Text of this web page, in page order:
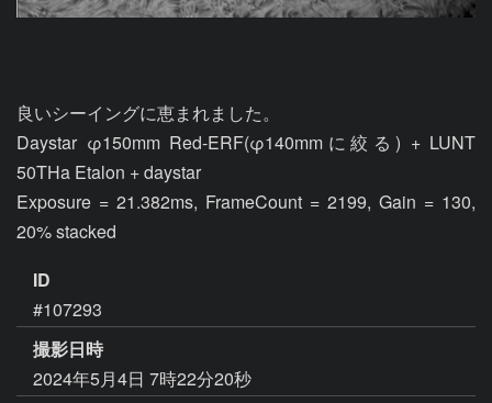
良いシーイングに恵まれました。
Daystar φ150mm Red-ERF(φ140mmに絞る) + LUNT
50THa Etalon + daystar
Exposure = 21.382ms, FrameCount = 2199, Gain = 130,
20% stacked
ID
#107293
撮影日時
2024年5月4日 7時22分20秒